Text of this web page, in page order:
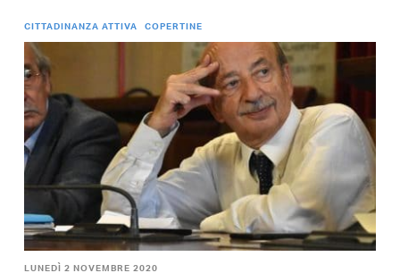
CITTADINANZA ATTIVA COPERTINE
LUNEDÌ 2 NOVEMBRE 2020